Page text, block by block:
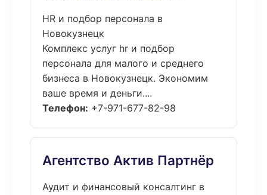
HR и подбор персонала в
Новокузнецк
Комплекс услуг hr и подбор
персонала для малого и среднего
бизнеса в Новокузнецк. Экономим
ваше время и деньги....
Телефон: +7-971-677-82-98
Агентство Актив Партнёр
Аудит и финансовый консалтинг в